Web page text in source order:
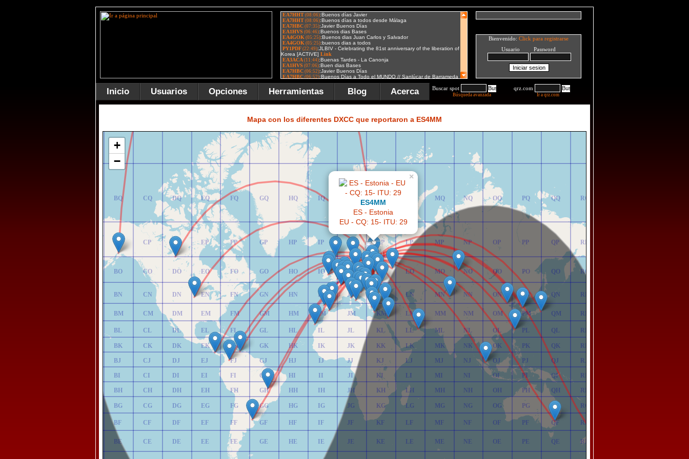
Bienvenido: Click para registrarse
Usuario Password
Inicio Usuarios Opciones Herramientas Blog Acerca Buscar spot
Búsqueda avanzada
qrz.com
Ir a qrz.com
Mapa con los diferentes DXCC que reportaron a ES4MM
BE
BF
BG
BH
BI
BJ
BK
BL
BM
BN
BO
BP
BQ
BR
CE
CF
CG
CH
CI
CJ
CK
CL
CM
CN
CO
CP
CQ
CR
DE
DF
DG
DH
DI
DJ
DK
DL
DM
DN
DO
DP
DQ
DR
EE
EF
EG
EH
EI
EJ
EK
EL
EM
EN
EO
EP
EQ
ER
FE
FF
FG
FH
FI
FJ
FK
FL
FM
FN
FO
FP
FQ
FR
GE
GF
GG
GH
GI
GJ
GK
GL
GM
GN
GO
GP
GQ
GR
HE
HF
HG
HH
HI
HJ
HK
HL
HM
HN
HO
HP
HQ
HR
IE
IF
IG
IH
II
IJ
IK
IL
IM
IN
IO
IP
IQ
IR
JE
JF
JG
JH
JI
JJ
JK
JL
JM
JN
JO
JP
JR
KE
KF
KG
KH
KI
KJ
KK
KL
KM
KN
KO
KP
KQ
KR
LE
LF
LG
LH
LI
LJ
LK
LL
LM
LN
LO
LP
LR
ME
MF
MG
MH
MI
MJ
MK
ML
MM
MN
MO
MP
MQ
MR
NE
NF
NG
NH
NI
NJ
NK
NL
NM
NN
NO
NP
NQ
NR
OE
OF
OG
OH
OI
OJ
OK
OL
OM
ON
OO
OP
OQ
OR
PE
PF
PG
PH
PI
PJ
PK
PL
PM
PN
PO
PP
PQ
PR
QE
QF
QG
QH
QI
QJ
QK
QL
QM
QN
QO
QP
QQ
QR
RE
RF
RG
RH
RI
RJ
RK
RL
RM
RN
RO
RP
RQ
RR
ES4MM
ES - Estonia
EU - CQ: 15- ITU: 29
×
+
−